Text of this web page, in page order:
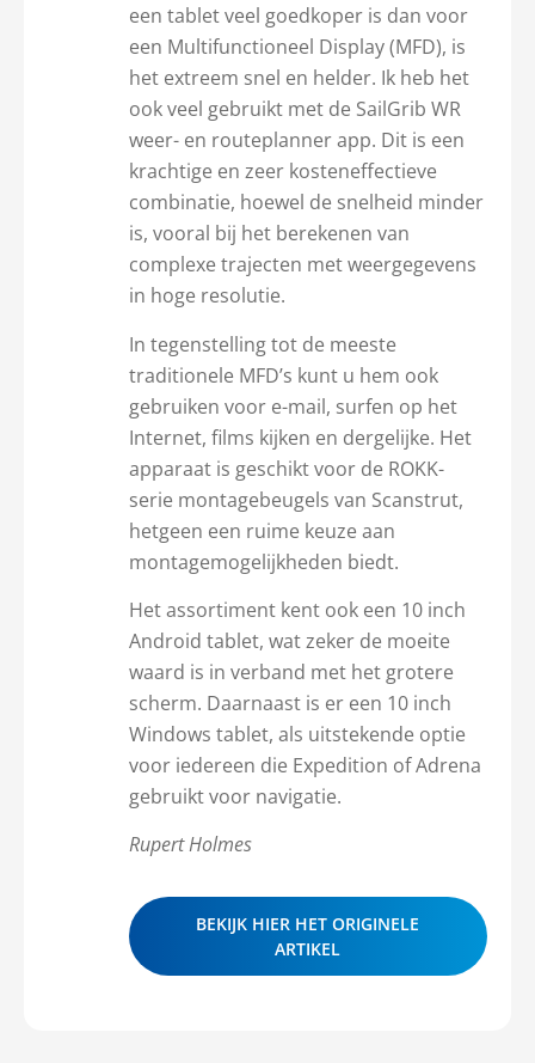
een tablet veel goedkoper is dan voor
een Multifunctioneel Display (MFD), is
het extreem snel en helder. Ik heb het
ook veel gebruikt met de SailGrib WR
weer- en routeplanner app. Dit is een
krachtige en zeer kosteneffectieve
combinatie, hoewel de snelheid minder
is, vooral bij het berekenen van
complexe trajecten met weergegevens
in hoge resolutie.
In tegenstelling tot de meeste
traditionele MFD’s kunt u hem ook
gebruiken voor e-mail, surfen op het
Internet, films kijken en dergelijke. Het
apparaat is geschikt voor de ROKK-
serie montagebeugels van Scanstrut,
hetgeen een ruime keuze aan
montagemogelijkheden biedt.
Het assortiment kent ook een 10 inch
Android tablet, wat zeker de moeite
waard is in verband met het grotere
scherm. Daarnaast is er een 10 inch
Windows tablet, als uitstekende optie
voor iedereen die Expedition of Adrena
gebruikt voor navigatie.
Rupert Holmes
BEKIJK HIER HET ORIGINELE
ARTIKEL